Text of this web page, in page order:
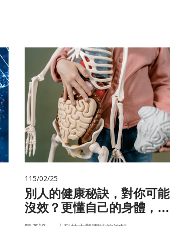
115/02/25
別人的健康秘訣，對你可能
沒效？更懂自己的身體，才
更能「精準健康」！